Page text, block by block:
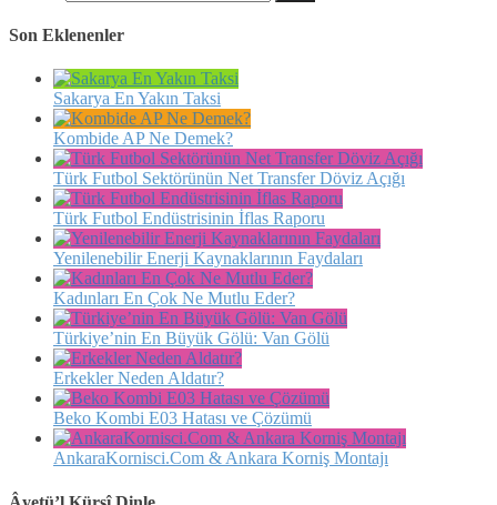
Son Eklenenler
Sakarya En Yakın Taksi
Kombide AP Ne Demek?
Türk Futbol Sektörünün Net Transfer Döviz Açığı
Türk Futbol Endüstrisinin İflas Raporu
Yenilenebilir Enerji Kaynaklarının Faydaları
Kadınları En Çok Ne Mutlu Eder?
Türkiye’nin En Büyük Gölü: Van Gölü
Erkekler Neden Aldatır?
Beko Kombi E03 Hatası ve Çözümü
AnkaraKornisci.Com & Ankara Korniş Montajı